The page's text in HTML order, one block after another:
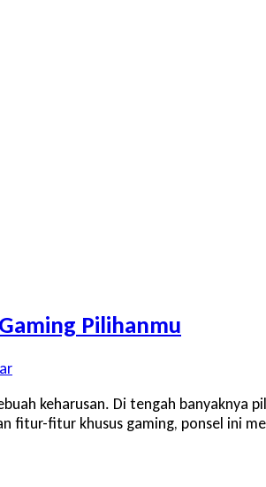
Pilihanmu
pada
Alasan
Mengapa
keharusan. Di tengah banyaknya
fitur khusus gaming, ponsel ini